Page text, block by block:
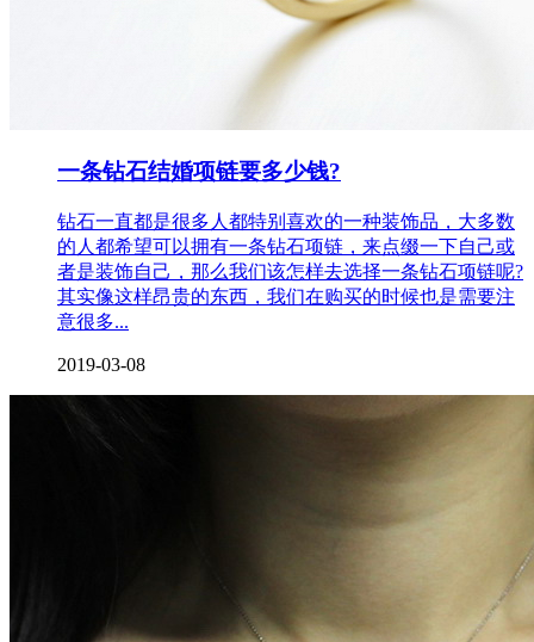
一条钻石结婚项链要多少钱?
钻石一直都是很多人都特别喜欢的一种装饰品，大多数
的人都希望可以拥有一条钻石项链，来点缀一下自己或
者是装饰自己，那么我们该怎样去选择一条钻石项链呢?
其实像这样昂贵的东西，我们在购买的时候也是需要注
意很多...
2019-03-08